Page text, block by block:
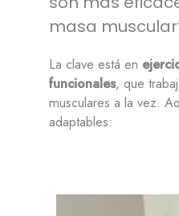
masa
La clave está en
funcionales, que
musculares a la vez.
adaptables: